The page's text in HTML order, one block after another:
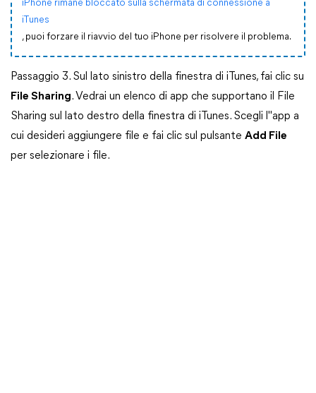
iPhone rimane bloccato sulla schermata di connessione a
iTunes
, puoi forzare il riavvio del tuo iPhone per risolvere il problema.
Passaggio 3. Sul lato sinistro della finestra di iTunes, fai clic su
File Sharing. Vedrai un elenco di app che supportano il File
Sharing sul lato destro della finestra di iTunes. Scegli l"app a
cui desideri aggiungere file e fai clic sul pulsante Add File
per selezionare i file.